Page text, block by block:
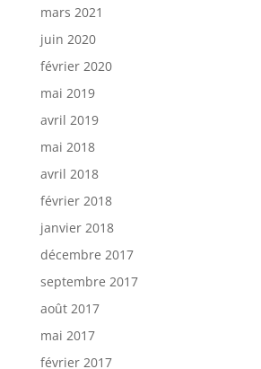
mars 2021
juin 2020
février 2020
mai 2019
avril 2019
mai 2018
avril 2018
février 2018
janvier 2018
décembre 2017
septembre 2017
août 2017
mai 2017
février 2017